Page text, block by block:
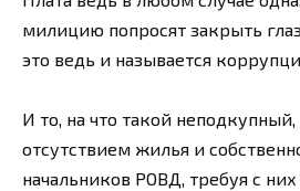
милицию попросят закрыть
это ведь и называется
И то, на что такой
отсутствием жилья и
начальников РОВД, требуя с них